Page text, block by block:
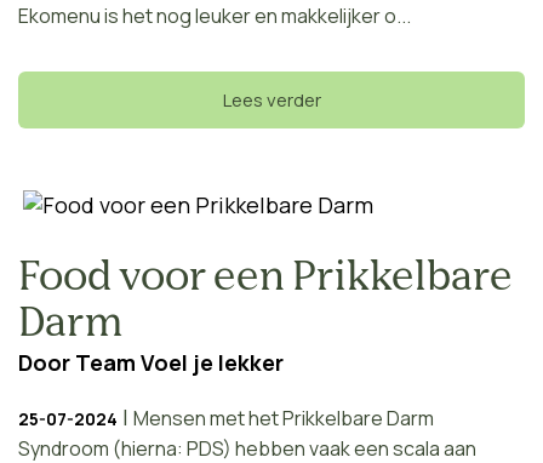
Ekomenu is het nog leuker en makkelijker o...
Lees verder
Food voor een Prikkelbare
Darm
Door Team Voel je lekker
25-07-2024 | Mensen met het Prikkelbare Darm
Syndroom (hierna: PDS) hebben vaak een scala aan